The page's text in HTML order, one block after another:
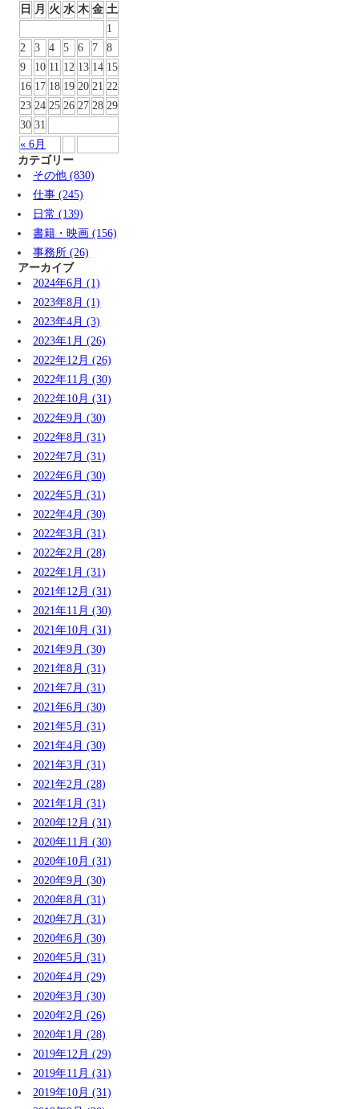
日 月 火 水 木 金 土
« 6月
1
2
3 4 5 6 7
8
9
10 11 12 13 14 15
16 17 18 19 20 21 22
23 24 25 26 27 28 29
30 31
カテゴリー
その他 (830)
仕事 (245)
日常 (139)
書籍・映画 (156)
事務所 (26)
アーカイブ
2024年6月 (1)
2023年8月 (1)
2023年4月 (3)
2023年1月 (26)
2022年12月 (26)
2022年11月 (30)
2022年10月 (31)
2022年9月 (30)
2022年8月 (31)
2022年7月 (31)
2022年6月 (30)
2022年5月 (31)
2022年4月 (30)
2022年3月 (31)
2022年2月 (28)
2022年1月 (31)
2021年12月 (31)
2021年11月 (30)
2021年10月 (31)
2021年9月 (30)
2021年8月 (31)
2021年7月 (31)
2021年6月 (30)
2021年5月 (31)
2021年4月 (30)
2021年3月 (31)
2021年2月 (28)
2021年1月 (31)
2020年12月 (31)
2020年11月 (30)
2020年10月 (31)
2020年9月 (30)
2020年8月 (31)
2020年7月 (31)
2020年6月 (30)
2020年5月 (31)
2020年4月 (29)
2020年3月 (30)
2020年2月 (26)
2020年1月 (28)
2019年12月 (29)
2019年11月 (31)
2019年10月 (31)